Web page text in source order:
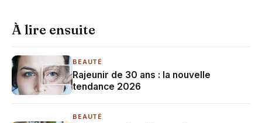
À lire ensuite
BEAUTÉ
Rajeunir de 30 ans : la nouvelle
tendance 2026
BEAUTÉ